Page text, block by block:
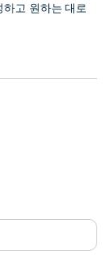
고 원하는 대로